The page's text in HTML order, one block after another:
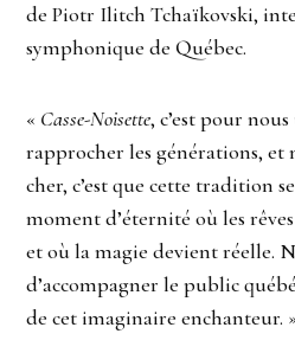
de Piotr Ilitch Tchaïkovski,
symphonique de Québec.
« Casse-Noisette, c’est pour
rapprocher les générations, et
cher, c’est que cette tradition
moment d’éternité où les
et où la magie devient réelle.
d’accompagner le public
de cet imaginaire enchanteur.